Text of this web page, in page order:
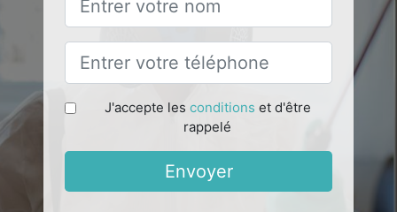
J'accepte les conditions et d'être
rappelé
Envoyer